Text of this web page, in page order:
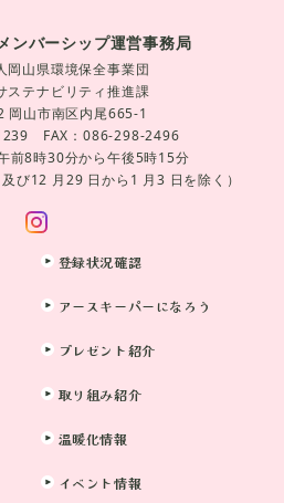
ンバーシップ運営事務局
岡山県環境保全事業団
ステナビリティ推進課
岡山市南区内尾665-1
FAX：086-298-2496
前8時30分から午後5時15分
び12 月29 日から1 月3 日を除く）
登録状況確認
アースキーパーになろう
プレゼント紹介
取り組み紹介
温暖化情報
イベント情報